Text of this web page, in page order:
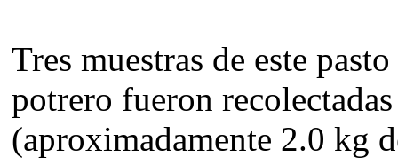
Tres muestras de este
potrero fueron
(aproximadamente 2.0 kg